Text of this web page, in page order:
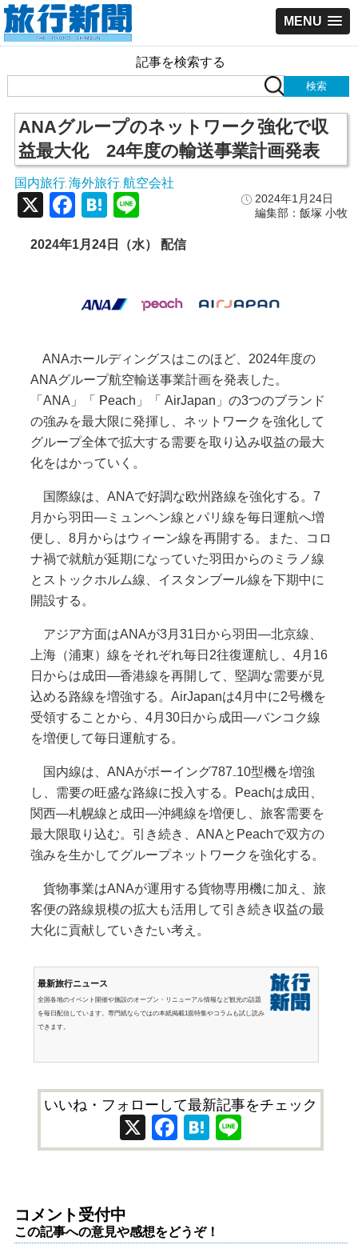
MENU
記事を検索する
ANAグループのネットワーク強化で収
益最大化 24年度の輸送事業計画発表
国内旅行 海外旅行 航空会社
2024年1月24日
編集部：飯塚 小牧
X Facebook
Hatena
2024年1月24日（水） 配信
ANAホールディングスはこのほど、2024年度の
ANAグループ航空輸送事業計画を発表した。
「ANA」「 Peach」「 AirJapan」の3つのブランド
の強みを最大限に発揮し、ネットワークを強化して
グループ全体で拡大する需要を取り込み収益の最大
化をはかっていく。
国際線は、ANAで好調な欧州路線を強化する。7
月から羽田―ミュンヘン線とパリ線を毎日運航へ増
便し、8月からはウィーン線を再開する。また、コロ
ナ禍で就航が延期になっていた羽田からのミラノ線
とストックホルム線、イスタンブール線を下期中に
開設する。
アジア方面はANAが3月31日から羽田―北京線、
上海（浦東）線をそれぞれ毎日2往復運航し、4月16
日からは成田―香港線を再開して、堅調な需要が見
込める路線を増強する。AirJapanは4月中に2号機を
受領することから、4月30日から成田―バンコク線
を増便して毎日運航する。
国内線は、ANAがボーイング787₋10型機を増強
し、需要の旺盛な路線に投入する。Peachは成田、
関西―札幌線と成田―沖縄線を増便し、旅客需要を
最大限取り込む。引き続き、ANAとPeachで双方の
強みを生かしてグループネットワークを強化する。
貨物事業はANAが運用する貨物専用機に加え、旅
客便の路線規模の拡大も活用して引き続き収益の最
大化に貢献していきたい考え。
最新旅行ニュース
全国各地のイベント開催や施設のオープン・リニューアル情報など観光の話題
を毎日配信しています。専門紙ならではの本紙掲載1面特集やコラムも試し読み
できます。
いいね・フォローして最新記事をチェック
X Facebook
Hatena
コメント受付中
この記事への意見や感想をどうぞ！